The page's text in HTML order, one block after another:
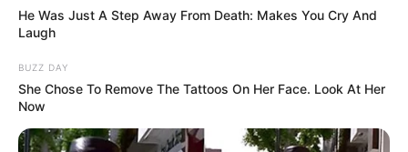
He Was Just A Step Away From Death: Makes You Cry And
Laugh
BUZZ DAY
She Chose To Remove The Tattoos On Her Face. Look At Her
Now